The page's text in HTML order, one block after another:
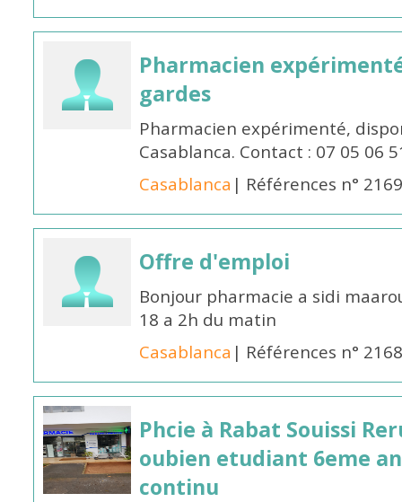
Pharmacien
gardes
Pharmacien expérimenté,
Casablanca. Contact : 07 05 06
Casablanca | Références n°
Offre d'emploi
Bonjour pharmacie a sidi
18 a 2h du matin
Casablanca | Références n°
Phcie à Rabat Souissi
oubien etudiant 6eme
continu